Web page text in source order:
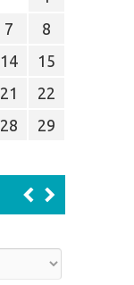
7
8
14
15
21
22
28
29